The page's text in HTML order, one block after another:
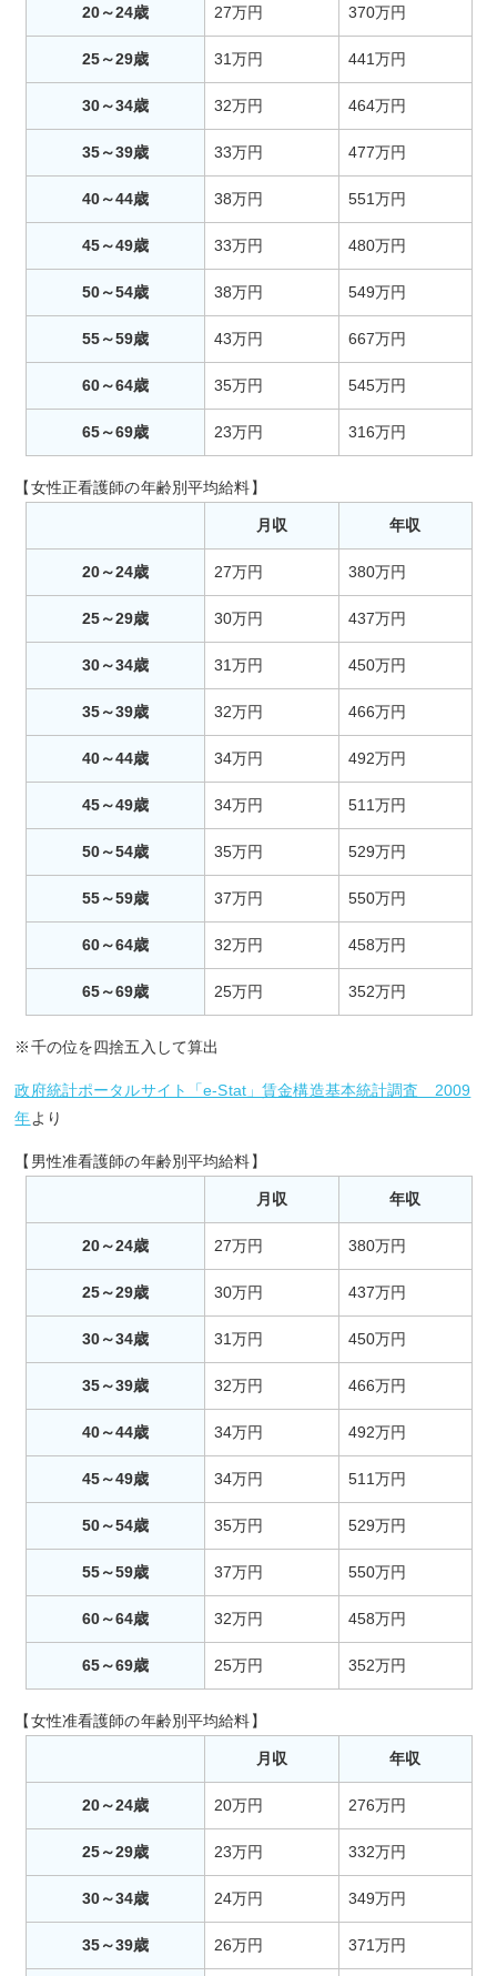
20～24歳 27万円 370万円
25～29歳 31万円 441万円
30～34歳 32万円 464万円
35～39歳 33万円 477万円
40～44歳 38万円 551万円
45～49歳 33万円 480万円
50～54歳 38万円 549万円
55～59歳 43万円 667万円
60～64歳 35万円 545万円
65～69歳 23万円 316万円
【女性正看護師の年齢別平均給料】
月収 年収
20～24歳 27万円 380万円
25～29歳 30万円 437万円
30～34歳 31万円 450万円
35～39歳 32万円 466万円
40～44歳 34万円 492万円
45～49歳 34万円 511万円
50～54歳 35万円 529万円
55～59歳 37万円 550万円
60～64歳 32万円 458万円
65～69歳 25万円 352万円
※千の位を四捨五入して算出
政府統計ポータルサイト「e-Stat」賃金構造基本統計調査 2009
年より
【男性准看護師の年齢別平均給料】
月収 年収
20～24歳 27万円 380万円
25～29歳 30万円 437万円
30～34歳 31万円 450万円
35～39歳 32万円 466万円
40～44歳 34万円 492万円
45～49歳 34万円 511万円
50～54歳 35万円 529万円
55～59歳 37万円 550万円
60～64歳 32万円 458万円
65～69歳 25万円 352万円
【女性准看護師の年齢別平均給料】
月収 年収
20～24歳 20万円 276万円
25～29歳 23万円 332万円
30～34歳 24万円 349万円
35～39歳 26万円 371万円